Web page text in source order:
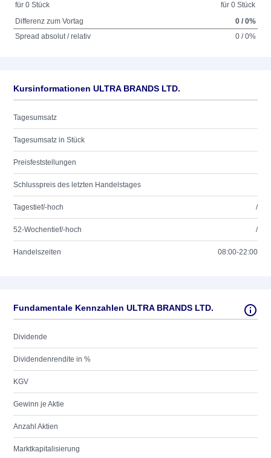
für 0 Stück
für 0 Stück
Differenz zum Vortag
0 / 0%
Spread absolut / relativ
0 / 0%
Kursinformationen ULTRA BRANDS LTD.
Tagesumsatz
Tagesumsatz in Stück
Preisfeststellungen
Schlusspreis des letzten Handelstages
Tagestief/-hoch /
52-Wochentief/-hoch /
Handelszeiten 08:00-22:00
Fundamentale Kennzahlen ULTRA BRANDS LTD.
Dividende
Dividendenrendite in %
KGV
Gewinn je Aktie
Anzahl Aktien
Marktkapitalisierung